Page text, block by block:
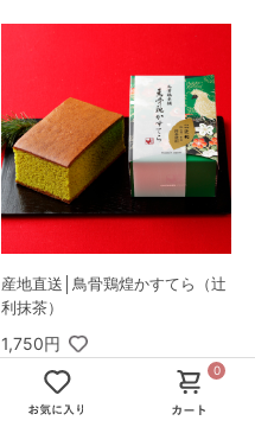
0
産地直送│鳥骨鶏煌かすてら（辻
利抹茶）
1,750円